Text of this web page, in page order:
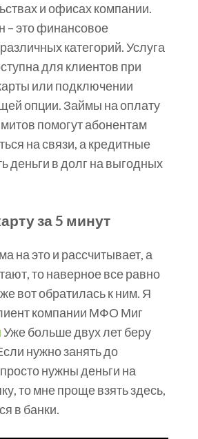
и офисах компании.
– это финансовое
категорий. Услуга
для клиентов при
или подключении
опции. Займы на оплату
помогут абонентам
на связи, а кредитные
деньги в долг на выгодных
за 5 минут
на это и рассчитывает, а
то наверное все равно
вот обратилась к ним. Я
компании МФО Миг
Уже больше двух лет беру
нужно занять до
нужны деньги на
то мне проще взять здесь,
в банки.